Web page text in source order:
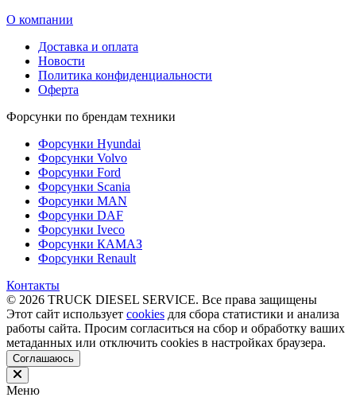
О компании
Доставка и оплата
Новости
Политика конфиденциальности
Оферта
Форсунки по брендам техники
Форсунки Hyundai
Форсунки Volvo
Форсунки Ford
Форсунки Scania
Форсунки MAN
Форсунки DAF
Форсунки Iveco
Форсунки КАМАЗ
Форсунки Renault
Контакты
© 2026 TRUCK DIESEL SERVICE. Все права защищены
Этот сайт использует cookies для сбора статистики и анализа
работы сайта. Просим согласиться на сбор и обработку ваших
метаданных или отключить cookies в настройках браузера.
Соглашаюсь
Меню